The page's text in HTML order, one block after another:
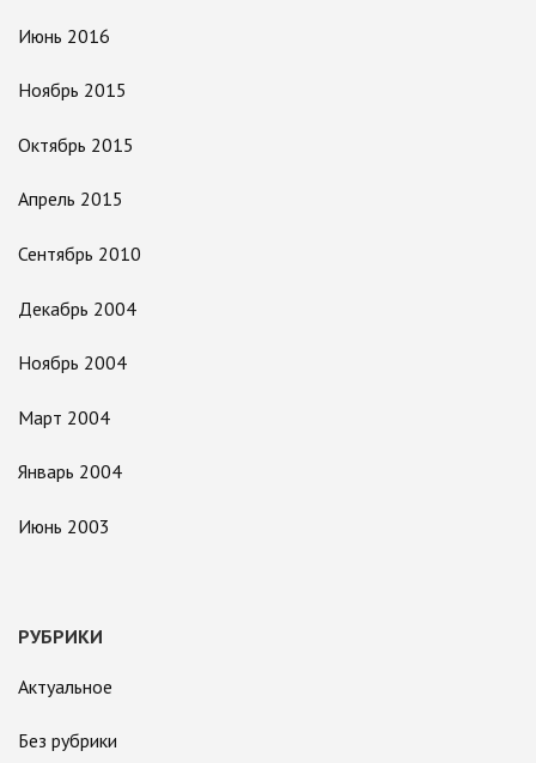
Июнь 2016
Ноябрь 2015
Октябрь 2015
Апрель 2015
Сентябрь 2010
Декабрь 2004
Ноябрь 2004
Март 2004
Январь 2004
Июнь 2003
РУБРИКИ
Актуальное
Без рубрики